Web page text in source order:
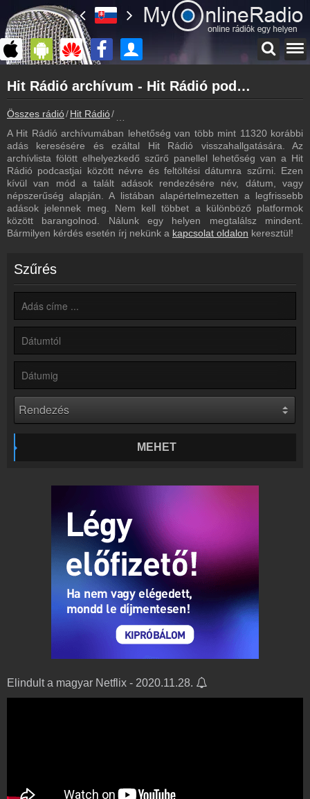
myonlineradio.hu
Hit Rádió
Vissza a Hit Rádió oldalára
Bejelentkezés
Hozz létre saját fiókot!
Most szól
Tudd meg mi szólt eddig
Műsorújság
Hit Rádió műsorai
Hit Rádió kapcsolatos hírek
Kapcsolat
Írj nekünk!
Partnerek
Rádiós partnerek
Rádió beágyazás
Ágyazd be weboldaladba
Online rádió készítés
Készítés lépésről lépésre
Hit Rádió archívum - Hit Rádió podcasts - Hit Rádió visszahallgatás
Összes rádió Hit Rádió
A Hit Rádió archívumában lehetőség van több mint 11320 korábbi
adás keresésére és ezáltal Hit Rádió visszahallgatására. Az
archívlista fölött elhelyezkedő szűrő panellel lehetőség van a Hit
Rádió podcastjai között névre és feltöltési dátumra szűrni. Ezen
kívül van mód a talált adások rendezésére név, dátum, vagy
népszerűség alapján. A listában alapértelmezetten a legfrissebb
adások jelennek meg. Nem kell többet a különböző platformok
között barangolnod. Nálunk egy helyen megtalálsz mindent.
Bármilyen kérdés esetén írj nekünk a kapcsolat oldalon keresztül!
Szűrés
MEHET
Elindult a magyar Netflix - 2020.11.28.